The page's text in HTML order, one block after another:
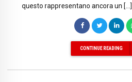
questo rappresentano ancora un […]
CONTINUE READING